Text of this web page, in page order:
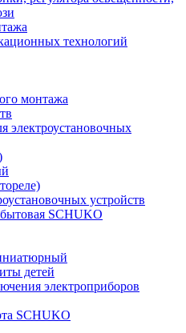
технологий
монтажа
электроустановочных
устройств
SCHUKO
детей
электроприборов
SCHUKO